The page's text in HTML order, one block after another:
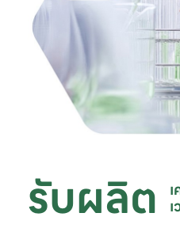
รับผลิต